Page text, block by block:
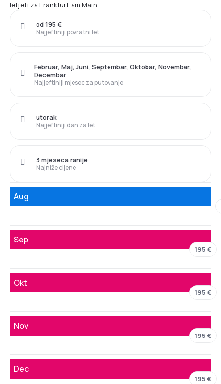
letjeti za Frankfurt am Main
Najjeftiniji povratni let
od 195 €
Najjeftiniji mjesec za putovanje
Februar, Maj, Juni, Septembar, Oktobar, Novembar,
Decembar
Najjeftiniji dan za let
utorak
Najniže cijene
3 mjeseca ranije
Aug
Sep
195 €
Okt
195 €
Nov
195 €
Dec
195 €